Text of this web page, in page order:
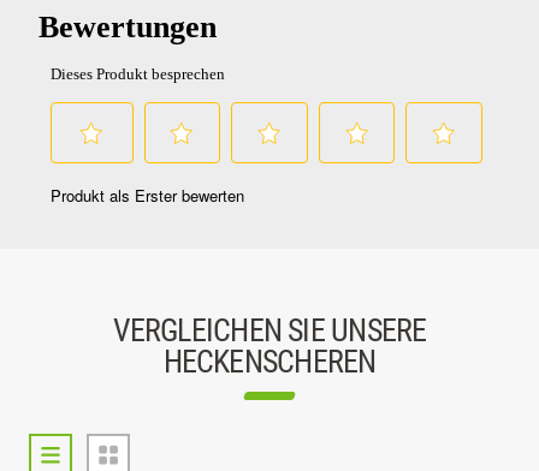
VERGLEICHEN SIE UNSERE
HECKENSCHEREN